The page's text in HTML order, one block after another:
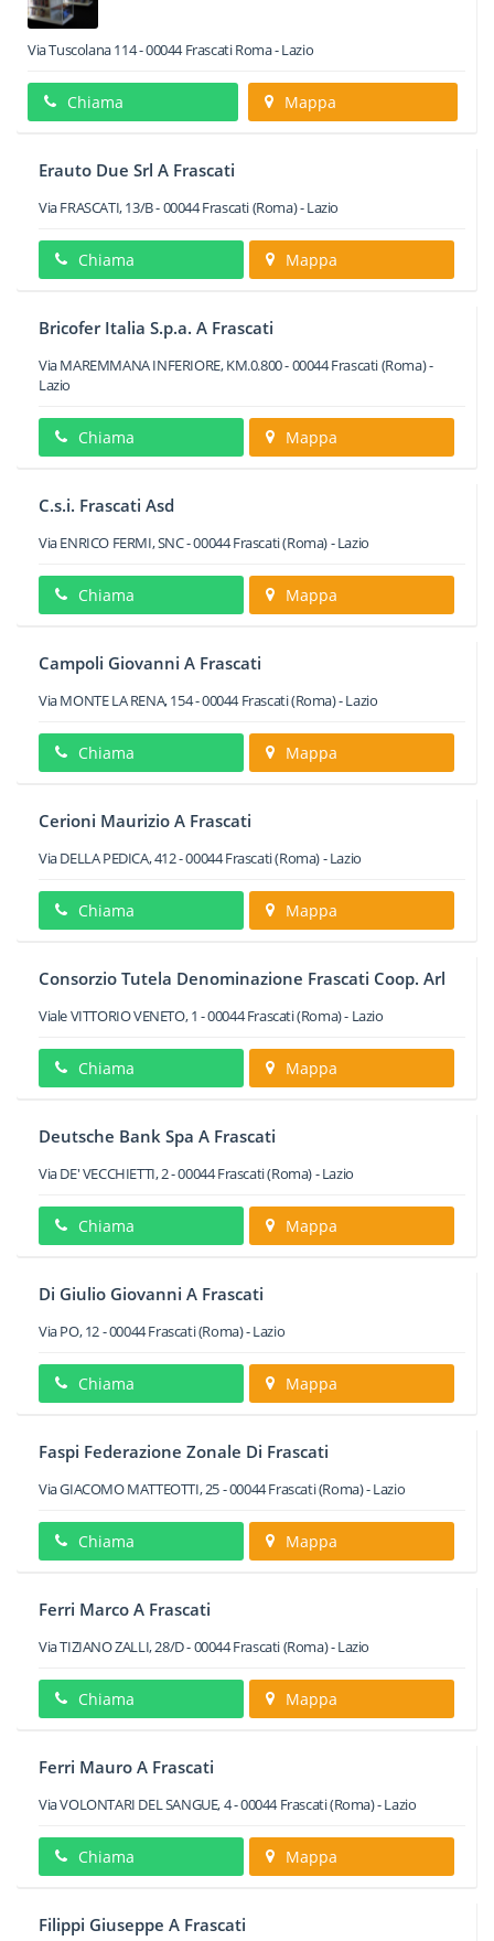
Via Tuscolana 114-00044 FrascatiRoma -Lazio
Chiama Mappa
Erauto Due Srl A Frascati
Via FRASCATI, 13/B-00044Frascati(Roma) -Lazio
Chiama Mappa
Bricofer Italia S.p.a. A Frascati
Via MAREMMANA INFERIORE, KM.0.800-00044Frascati(Roma) -
Lazio
Chiama Mappa
C.s.i. Frascati Asd
Via ENRICO FERMI, SNC-00044Frascati(Roma) -Lazio
Chiama Mappa
Campoli Giovanni A Frascati
Via MONTE LA RENA, 154-00044 Frascati(Roma) -Lazio
Chiama Mappa
Cerioni Maurizio A Frascati
Via DELLA PEDICA, 412-00044Frascati(Roma) -Lazio
Chiama Mappa
Consorzio Tutela Denominazione Frascati Coop. Arl
Viale VITTORIO VENETO, 1 -00044 Frascati(Roma) - Lazio
Chiama Mappa
Deutsche Bank Spa A Frascati
Via DE' VECCHIETTI, 2-00044Frascati(Roma) -Lazio
Chiama Mappa
Di Giulio Giovanni A Frascati
Via PO, 12-00044Frascati(Roma) -Lazio
Chiama Mappa
Faspi Federazione Zonale Di Frascati
Via GIACOMO MATTEOTTI, 25-00044Frascati(Roma) -Lazio
Chiama Mappa
Ferri Marco A Frascati
Via TIZIANO ZALLI, 28/D-00044Frascati(Roma) -Lazio
Chiama Mappa
Ferri Mauro A Frascati
Via VOLONTARI DEL SANGUE, 4-00044 Frascati(Roma) -Lazio
Chiama Mappa
Filippi Giuseppe A Frascati